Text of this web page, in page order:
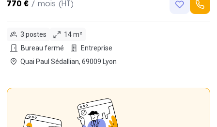
770 € / mois (HT)
3 postes
14 m²
Bureau fermé
Entreprise
Quai Paul Sédallian, 69009 Lyon